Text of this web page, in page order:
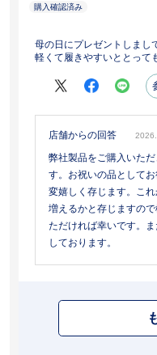
母の日にプレゼントしまし
軽くて履きやすいととって
店舗からの回答
弊社製品をご購入いた
す。お祝いの品として
変嬉しく存じます。こ
増えるかと存じますの
ただければ幸いです。
しております。